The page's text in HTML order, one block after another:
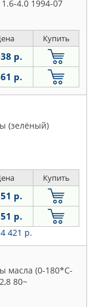
1.6-4.0 1994-07
Купить
р.
р.
(зелёный)
Купить
р.
р.
421 р.
масла (0-180*C-
80~